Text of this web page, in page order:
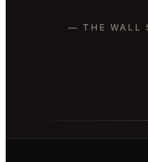
— THE WALL